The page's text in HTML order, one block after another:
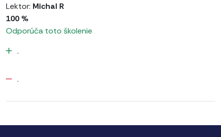
Lektor: Michal R
100 %
Odporúča toto školenie
.
.